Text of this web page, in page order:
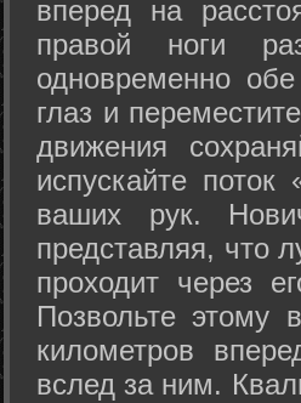
вперед на
правой ноги
одновременно
глаз и
движения
испускайте
ваших рук.
представляя, что
проходит через
Позвольте этому
километров
вслед за ним.